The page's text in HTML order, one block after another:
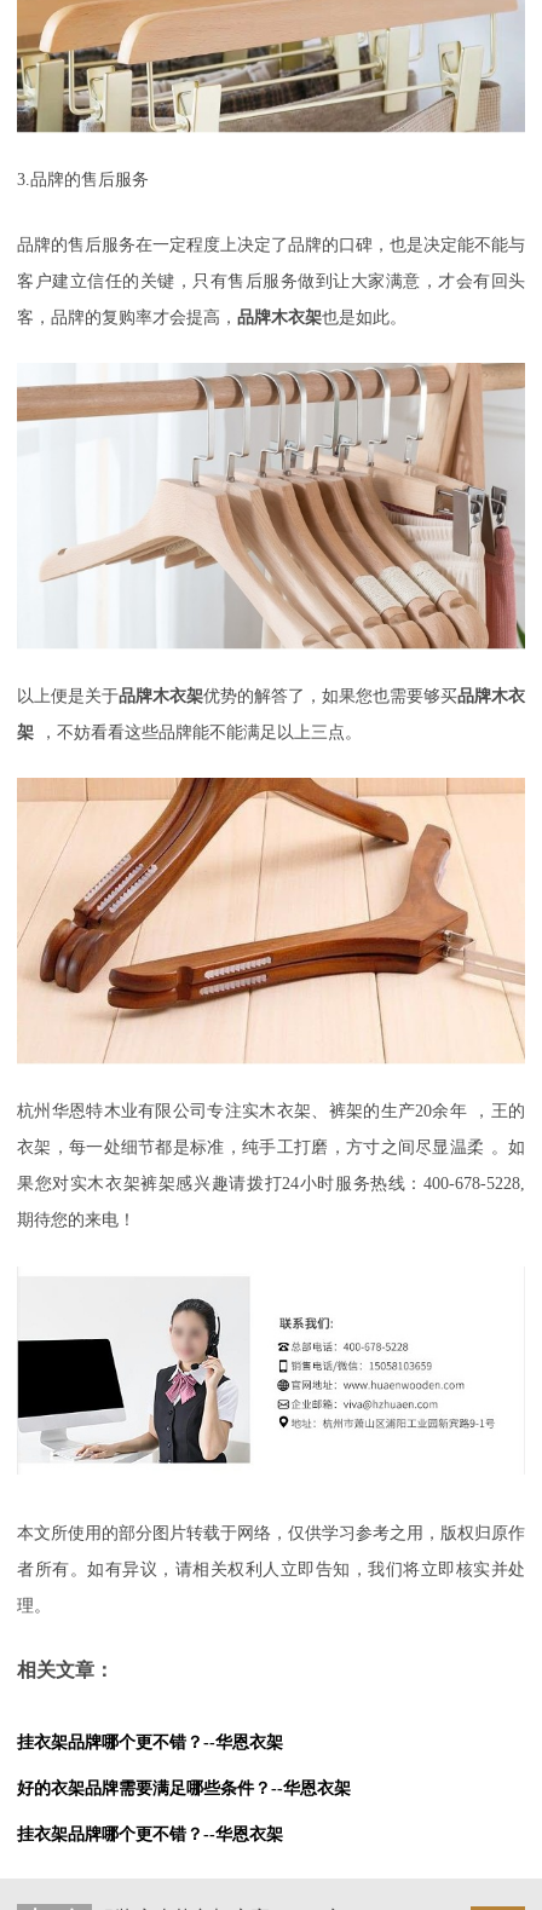
3.品牌的售后服务
品牌的售后服务在一定程度上决定了品牌的口碑，也是决定能不能与
客户建立信任的关键，只有售后服务做到让大家满意，才会有回头
客，品牌的复购率才会提高， 品牌木衣架也是如此。
以上便是关于品牌木衣架优势的解答了，如果您也需要够买品牌木衣
架
，不妨看看这些品牌能不能满足以上三点。
杭州华恩特木业有限公司专注实木衣架、裤架的生产20余年 ， 王的
衣架，每一处细节都是标准 ，纯手工打磨，方寸之间尽显温柔 。如
果您对实木衣架裤架感兴趣请拨打24小时服务热线：400-678-5228,
期待您的来电！
本文所使用的部分图片转载于网络，仅供学习参考之用，版权归原作
者所有。如有异议，请相关权利人立即告知，我们将立即核实并处
理。
相关文章：
挂衣架品牌哪个更不错？--华恩衣架
好的衣架品牌需要满足哪些条件？--华恩衣架
挂衣架品牌哪个更不错？--华恩衣架